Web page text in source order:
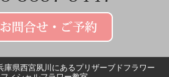
庫県西宮夙川にあるプリザーブドフラワー